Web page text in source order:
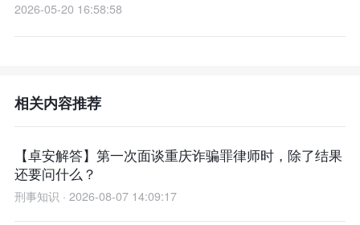
2026-05-20 16:58:58
相关内容推荐
【卓安解答】第一次面谈重庆诈骗罪律师时，除了结果
还要问什么？
刑事知识 · 2026-08-07 14:09:17